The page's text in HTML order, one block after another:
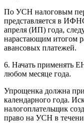
По УСН налоговым
представляется в
апреля (ИП) года,
нарастающим итогом
авансовых платежей.
6. Начать применять
любом месяце года.
Упрощенка должна
календарного года.
налогоплательщик
право на УСН в